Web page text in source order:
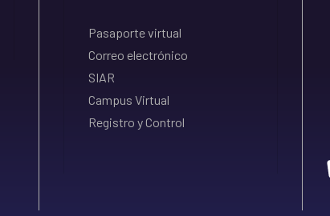
Pasaporte virtual
Correo electrónico
SIAR
Campus Virtual
Registro y Control